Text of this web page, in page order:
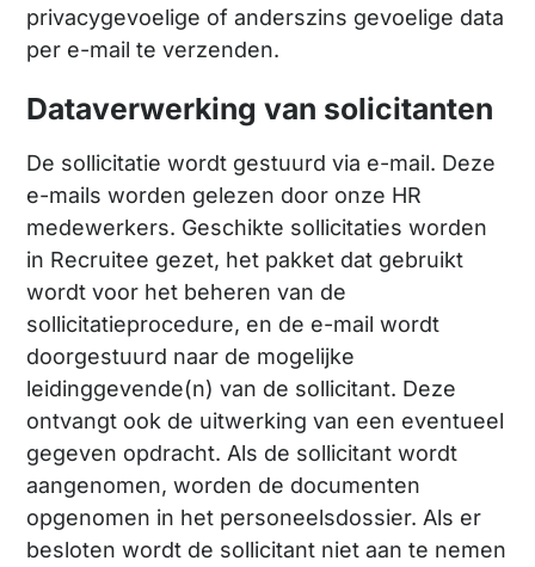
privacygevoelige of anderszins gevoelige data
per e-mail te verzenden.
Dataverwerking van solicitanten
De sollicitatie wordt gestuurd via e-mail. Deze
e-mails worden gelezen door onze HR
medewerkers. Geschikte sollicitaties worden
in Recruitee gezet, het pakket dat gebruikt
wordt voor het beheren van de
sollicitatieprocedure, en de e-mail wordt
doorgestuurd naar de mogelijke
leidinggevende(n) van de sollicitant. Deze
ontvangt ook de uitwerking van een eventueel
gegeven opdracht. Als de sollicitant wordt
aangenomen, worden de documenten
opgenomen in het personeelsdossier. Als er
besloten wordt de sollicitant niet aan te nemen